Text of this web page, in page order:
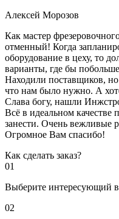
Алексей Морозов
Как мастер
отменный! Когда
оборудование в цеху, то
варианты, где бы
Находили поставщиков,
что нам было нужно. А
Слава богу, нашли
Всё в идеальном качестве
занести. Очень вежливые
Огромное Вам спасибо!
Как сделать заказ?
01
Выберите интересующий
02